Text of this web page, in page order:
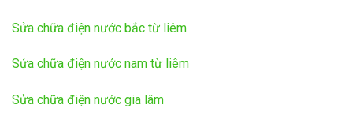
Sửa chữa điện nước bắc từ liêm
Sửa chữa điện nước nam từ liêm
Sửa chữa điện nước gia lâm